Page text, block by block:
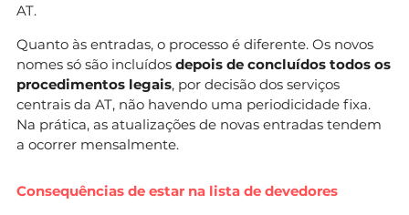
AT.
Quanto às entradas, o processo é diferente. Os novos
nomes só são incluídos depois de concluídos todos os
procedimentos legais, por decisão dos serviços
centrais da AT, não havendo uma periodicidade fixa.
Na prática, as atualizações de novas entradas tendem
a ocorrer mensalmente.
Consequências de estar na lista de devedores